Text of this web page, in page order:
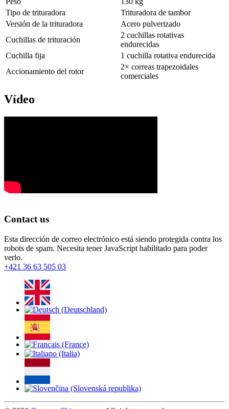
Tipo de trituradora
Trituradora de tambor
Versión de la trituradora
Acero pulverizado
Cuchillas de trituración
2 cuchillas rotativas
endurecidas
Cuchilla fija
1 cuchilla rotativa endurecida
Accionamiento del rotor
2× correas trapezoidales
comerciales
Vídeo
Contact us
Esta dirección de correo electrónico está siendo protegida contra los
robots de spam. Necesita tener JavaScript habilitado para poder
verlo.
+421 36 63 505 03